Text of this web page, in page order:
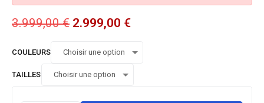
3.999,00€ 2.999,00 €
COULEURS
TAILLES